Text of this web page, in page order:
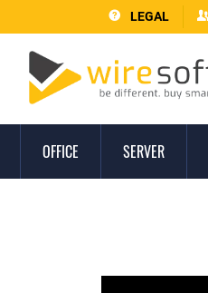
LEGAL
OFFICE SERVER